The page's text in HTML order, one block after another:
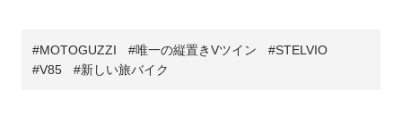
MOTOGUZZI 唯一の縦置きVツイン
STELVIO
V85
新しい旅バイク